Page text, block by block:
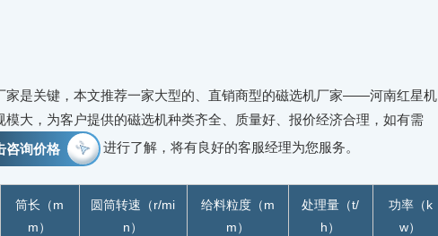
家是关键，本文推荐一家大型的、直销商型的磁选机厂家——河南红星机
模大，为客户提供的磁选机种类齐全、质量好、报价经济合理，如有需
咨询价格 进行了解，将有良好的客服经理为您服务。
筒长（m
m）
圆筒转速（r/mi
n）
给料粒度（m
m）
处理量（t/
h）
功率（k
w）